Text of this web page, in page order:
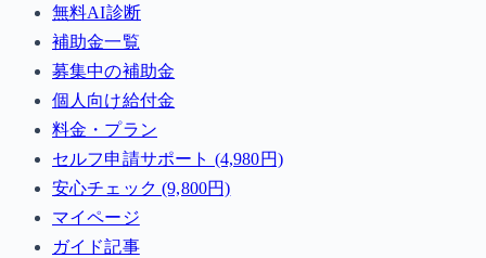
無料AI診断
補助金一覧
募集中の補助金
個人向け給付金
料金・プラン
セルフ申請サポート (4,980円)
安心チェック (9,800円)
マイページ
ガイド記事